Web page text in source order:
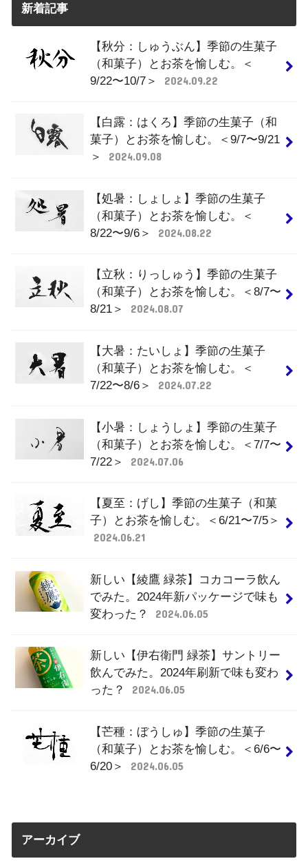
新着記事
【秋分：しゅうぶん】季節の生菓子
（和菓子）とお茶を愉しむ。＜
9/22〜10/7＞
2024.09.22
【白露：はくろ】季節の生菓子（和
菓子）とお茶を愉しむ。＜9/7〜9/21
＞
2024.09.08
【処暑：しょしょ】季節の生菓子
（和菓子）とお茶を愉しむ。＜
8/22〜9/6＞
2024.08.22
【立秋：りっしゅう】季節の生菓子
（和菓子）とお茶を愉しむ。＜8/7〜
8/21＞
2024.08.07
【大暑：たいしょ】季節の生菓子
（和菓子）とお茶を愉しむ。＜
7/22〜8/6＞
2024.07.22
【小暑：しょうしょ】季節の生菓子
（和菓子）とお茶を愉しむ。＜7/7〜
7/22＞
2024.07.06
【夏至：げし】季節の生菓子（和菓
子）とお茶を愉しむ。＜6/21〜7/5＞
2024.06.21
新しい【綾鷹 緑茶】コカコーラ飲ん
でみた。2024年新パッケージで味も
変わった？
2024.06.05
新しい【伊右衛門 緑茶】サントリー
飲んでみた。2024年刷新で味も変わ
った？
2024.06.05
【芒種：ぼうしゅ】季節の生菓子
（和菓子）とお茶を愉しむ。＜6/6〜
6/20＞
2024.06.05
アーカイブ